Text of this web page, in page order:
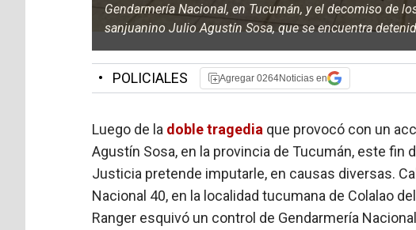
Gendarmería Nacional, en Tucumán, y el decomiso de
sanjuanino Julio Agustín Sosa, que se encuentra
• POLICIALES Agregar 0264Noticias en
Luego de la doble tragedia que provocó con un
Agustín Sosa, en la provincia de Tucumán, este fin
Justicia pretende imputarle, en causas diversas.
Nacional 40, en la localidad tucumana de Colalao
Ranger esquivó un control de Gendarmería